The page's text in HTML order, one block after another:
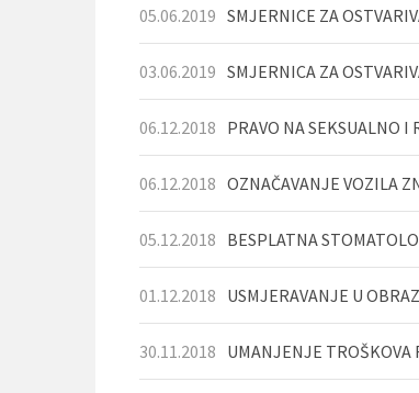
05.06.2019 SMJERNICE ZA
03.06.2019 SMJERNICA ZA
06.12.2018 PRAVO NA SEKSUALNO
06.12.2018
05.12.2018 BESPLATNA
01.12.2018 USMJERAVANJE U
30.11.2018